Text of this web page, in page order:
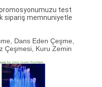
test
sipariş memnuniyetle
Dans Eden Çeşme,
Çeşmesi, Kuru Zemin